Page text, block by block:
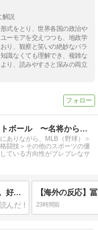
解説
式をとり、世界各国の政治や
ーモアを交えつつも、地政学
り、観察と笑いの絶妙なバラ
識なくても理解でき、複雑な
り、読みやすさと深みの両立
マニア・オブ・フットボール 〜名将からの提言〜
ありながら、MLB（野球）＞
闘技＞その他のスポーツの優
ている方向性がブレブレなサ
イチローさん「僕は本を読まない。好きなアニメはドラゴンボール」【海外の反応】
23時間前